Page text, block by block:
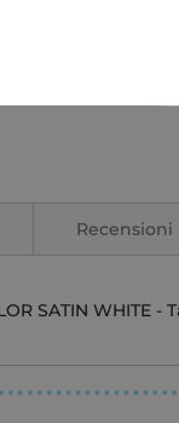
SATIN WHITE -
Recensioni